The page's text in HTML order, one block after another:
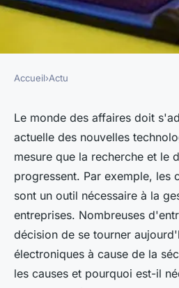
Pourquoi choisir
électronique
entreprise ?
felicien• 24 janvier 2023•3 min de
Accueil›Actu
Le monde des affaires doit
actuelle des nouvelles
mesure que la recherche et le
progressent. Par exemple, les
sont un outil nécessaire à la
entreprises. Nombreuses
décision de se tourner
électroniques à cause de la
les causes et pourquoi est-il